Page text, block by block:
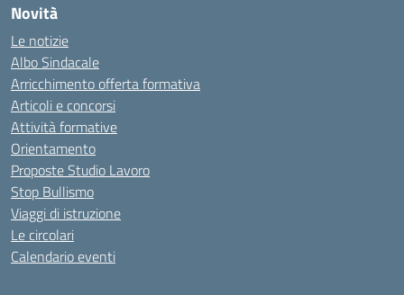
Novità
Le notizie
Albo Sindacale
Arricchimento offerta formativa
Articoli e concorsi
Attività formative
Orientamento
Proposte Studio Lavoro
Stop Bullismo
Viaggi di istruzione
Le circolari
Calendario eventi